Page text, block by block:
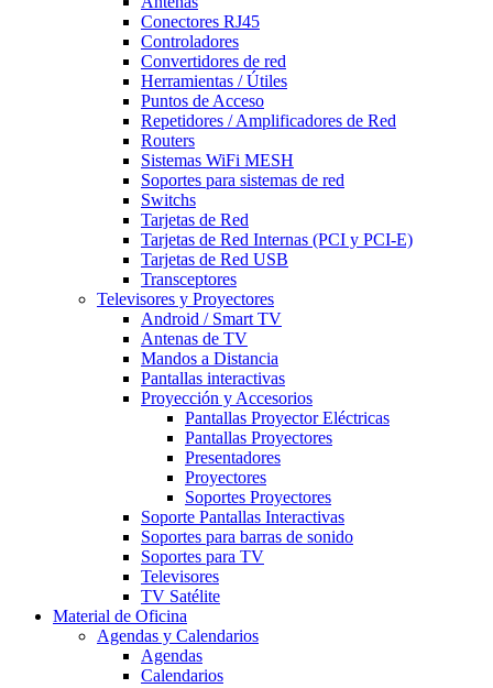
Conectores RJ45
Controladores
Convertidores de red
Herramientas / Útiles
Puntos de Acceso
Repetidores / Amplificadores de Red
Routers
Sistemas WiFi MESH
Soportes para sistemas de red
Switchs
Tarjetas de Red
Tarjetas de Red Internas (PCI y PCI-E)
Tarjetas de Red USB
Transceptores
Televisores y Proyectores
Android / Smart TV
Antenas de TV
Mandos a Distancia
Pantallas interactivas
Proyección y Accesorios
Pantallas Proyector Eléctricas
Pantallas Proyectores
Presentadores
Proyectores
Soportes Proyectores
Soporte Pantallas Interactivas
Soportes para barras de sonido
Soportes para TV
Televisores
TV Satélite
Material de Oficina
Agendas y Calendarios
Agendas
Calendarios